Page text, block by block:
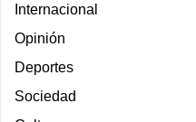
Internacional
Opinión
Deportes
Sociedad